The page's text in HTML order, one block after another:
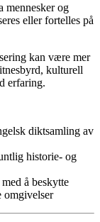
mennesker og
eller fortelles på
kan være mer
kulturell
erfaring.
diktsamling av
historie- og
å beskytte
omgivelser